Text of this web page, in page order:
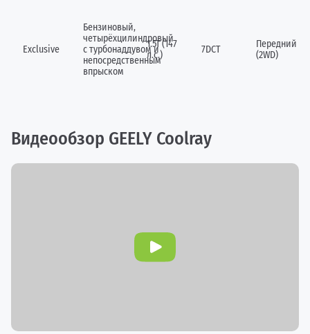
Exclusive
Бензиновый,
четырёхцилиндровый
c турбонаддувом и
непосредственным
впрыском
1.5Т (147
л.с.)
7DCT
Передний
(2WD)
Видеообзор GEELY Coolray